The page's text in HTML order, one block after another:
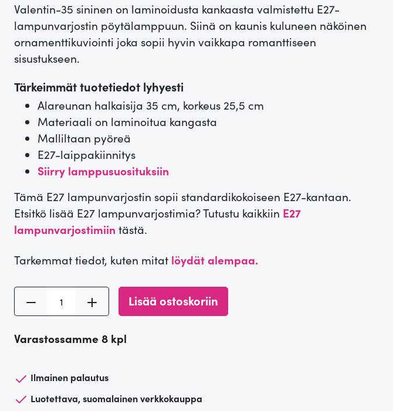
5:stä
perustuen
asiakkaan
arvotuksee
n.
Valentin-35 sininen on laminoidusta kankaasta valmistettu E27-
lampunvarjostin pöytälamppuun. Siinä on kaunis kuluneen näköinen
ornamenttikuviointi joka sopii hyvin vaikkapa romanttiseen
sisustukseen.
Tärkeimmät tuotetiedot lyhyesti
Alareunan halkaisija 35 cm, korkeus 25,5 cm
Materiaali on laminoitua kangasta
Malliltaan pyöreä
E27-laippakiinnitys
Siirry lamppusuosituksiin
Tämä E27 lampunvarjostin sopii standardikokoiseen E27-kantaan.
Etsitkö lisää E27 lampunvarjostimia? Tutustu kaikkiin E27
lampunvarjostimiin tästä.
Tarkemmat tiedot, kuten mitat löydät alempaa.
i
e
n
Lisää ostoskoriin
Varastossamme 8 kpl
Ilmainen palautus
Luotettava, suomalainen verkkokauppa